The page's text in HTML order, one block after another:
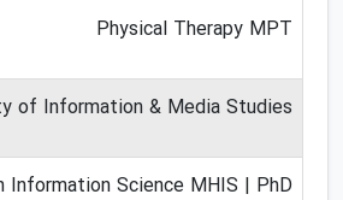
Physical Therapy MPT
of Information & Media Studies
Information Science MHIS | PhD